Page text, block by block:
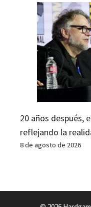
20 años después,
reflejando la
8 de agosto de 2026